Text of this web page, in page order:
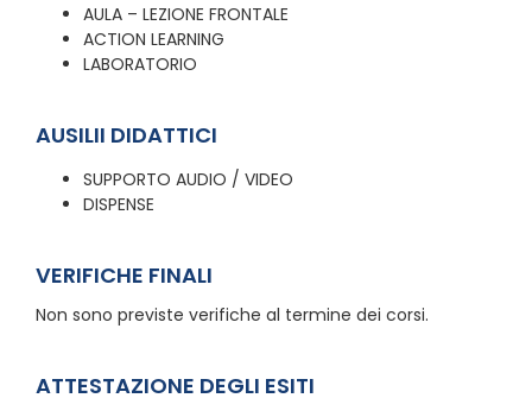
AULA – LEZIONE FRONTALE
ACTION LEARNING
LABORATORIO
AUSILII DIDATTICI
SUPPORTO AUDIO / VIDEO
DISPENSE
VERIFICHE FINALI
Non sono previste verifiche al termine dei corsi.
ATTESTAZIONE DEGLI ESITI